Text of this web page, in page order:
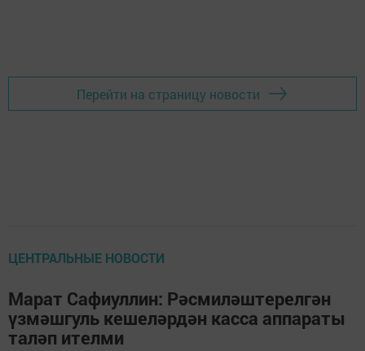
Перейти на страницу новости
ЦЕНТРАЛЬНЫЕ НОВОСТИ
Марат Сафиуллин: Рәсмиләштерелгән
үзмәшгуль кешеләрдән касса аппараты
таләп ителми